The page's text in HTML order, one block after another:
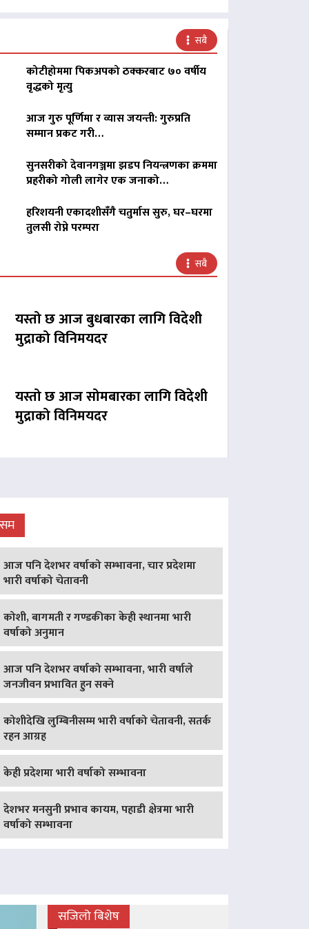
सबै
कोटीहोममा पिकअपको ठक्करबाट ७० वर्षीय
वृद्धको मृत्यु
आज गुरु पूर्णिमा र व्यास जयन्ती: गुरुप्रति
सम्मान प्रकट गरी…
सुनसरीको देवानगञ्जमा झडप नियन्त्रणका क्रममा
प्रहरीको गोली लागेर एक जनाको…
हरिशयनी एकादशीसँगै चतुर्मास सुरु, घर–घरमा
तुलसी रोप्ने परम्परा
सबै
यस्तो छ आज बुधबारका लागि विदेशी
मुद्राको विनिमयदर
यस्तो छ आज सोमबारका लागि विदेशी
मुद्राको विनिमयदर
आज पनि देशभर वर्षाको सम्भावना, चार प्रदेशमा
भारी वर्षाको चेतावनी
कोशी, बागमती र गण्डकीका केही स्थानमा भारी
वर्षाको अनुमान
आज पनि देशभर वर्षाको सम्भावना, भारी वर्षाले
जनजीवन प्रभावित हुन सक्ने
कोशीदेखि लुम्बिनीसम्म भारी वर्षाको चेतावनी, सतर्क
रहन आग्रह
केही प्रदेशमा भारी वर्षाको सम्भावना
देशभर मनसुनी प्रभाव कायम, पहाडी क्षेत्रमा भारी
वर्षाको सम्भावना
सजिलो बिशेष